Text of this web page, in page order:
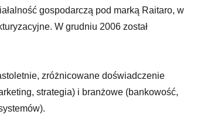
gospodarczą pod marką Raitaro, w
W grudniu 2006 został
zróżnicowane doświadczenie
strategia) i branżowe (bankowość,